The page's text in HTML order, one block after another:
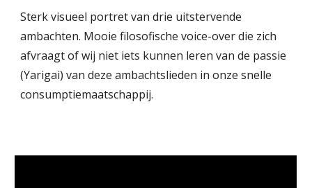
Sterk visueel portret van drie uitstervende
ambachten. Mooie filosofische voice-over die zich
afvraagt of wij niet iets kunnen leren van de passie
(Yarigai) van deze ambachtslieden in onze snelle
consumptiemaatschappij.